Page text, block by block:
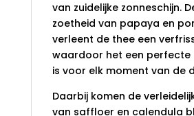
van zuidelijke zonneschijn.
zoetheid van papaya en
verleent de thee een
waardoor het een perfecte
is voor elk moment van de
Daarbij komen de
van saffloer en calendula